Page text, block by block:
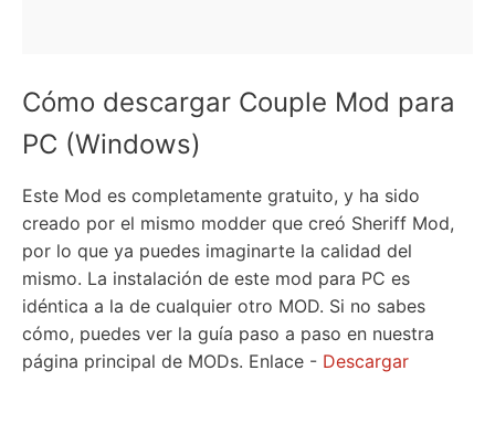
Cómo descargar Couple Mod para
PC (Windows)
Este Mod es completamente gratuito, y ha sido
creado por el mismo modder que creó Sheriff Mod,
por lo que ya puedes imaginarte la calidad del
mismo. La instalación de este mod para PC es
idéntica a la de cualquier otro MOD. Si no sabes
cómo, puedes ver la guía paso a paso en nuestra
página principal de MODs. Enlace - Descargar